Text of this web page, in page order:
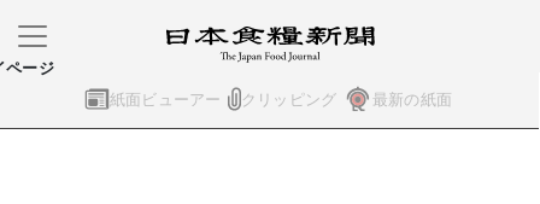
紙面ビューアー クリッピング 最新の紙面
ページ